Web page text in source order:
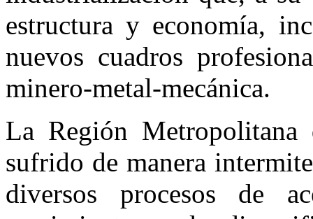
estructura y economía,
nuevos cuadros
minero-metal-mecánica.
La Región
sufrido de manera
diversos procesos de